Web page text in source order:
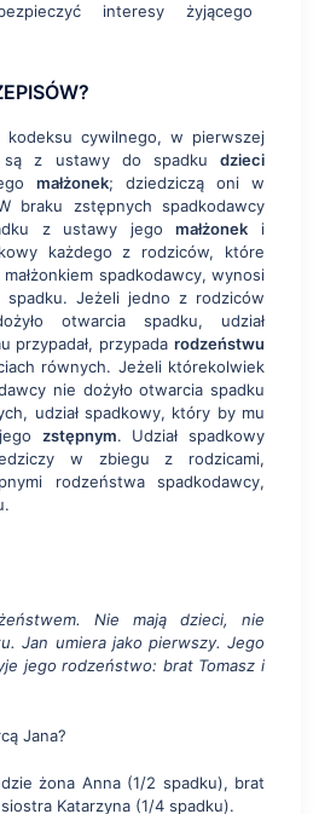
interesy żyjącego
kodeksu cywilnego, w pierwszej
są z ustawy do spadku dzieci
małżonek; dziedziczą oni w
braku zstępnych spadkodawcy
z ustawy jegomałżonek i
każdego z rodziców, które
spadkodawcy, wynosi
spadku. Jeżeli jedno z rodziców
otwarcia spadku, udział
przypadał, przypada rodzeństwu
równych. Jeżeli którekolwiek
nie dożyło otwarcia spadku
udział spadkowy, który by mu
zstępnym. Udział spadkowy
w zbiegu z rodzicami,
rodzeństwa spadkodawcy,
Nie mają dzieci, nie
Jan umiera jako pierwszy. Jego
jego rodzeństwo: brat Tomasz i
Jana?
żona Anna (1/2 spadku), brat
Katarzyna (1/4 spadku).